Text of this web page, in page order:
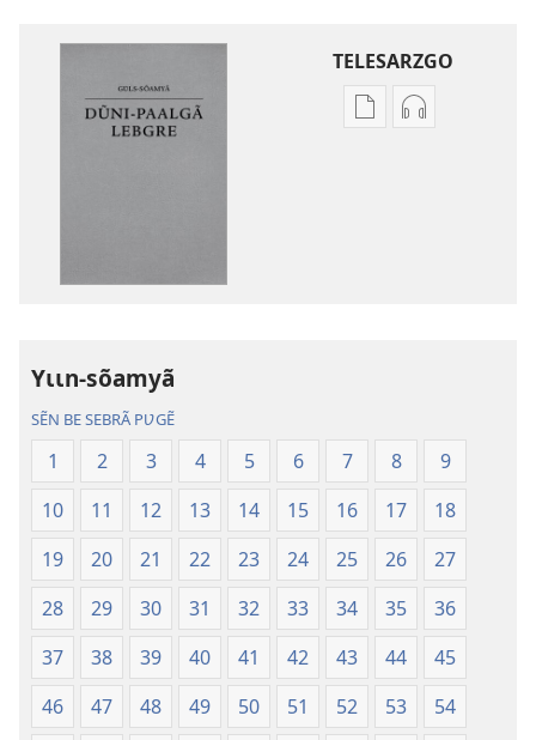
TELESARZGO
OptionsOptions
Yɩɩn-sõamyã
SẼN BE SEBRÃ PƲGẼ
1 2 3 4 5 6 7 8
9
10
11 12 13 14 15 16 17
18
19
20 21 22 23 24 25 26
27
28
29 30 31 32 33 34 35
36
37
38 39 40 41 42 43 44
45
46
47 48 49 50 51 52 53
54